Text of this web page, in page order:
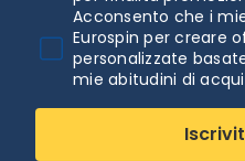
Acconsento che i
Eurospin per creare
personalizzate
mie abitudini di